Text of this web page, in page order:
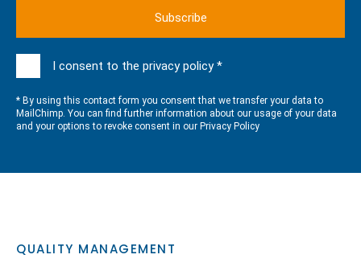
I consent to the privacy policy *
* By using this contact form you consent that we transfer your data to
MailChimp. You can find further information about our usage of your data
and your options to revoke consent in our Privacy Policy
QUALITY MANAGEMENT